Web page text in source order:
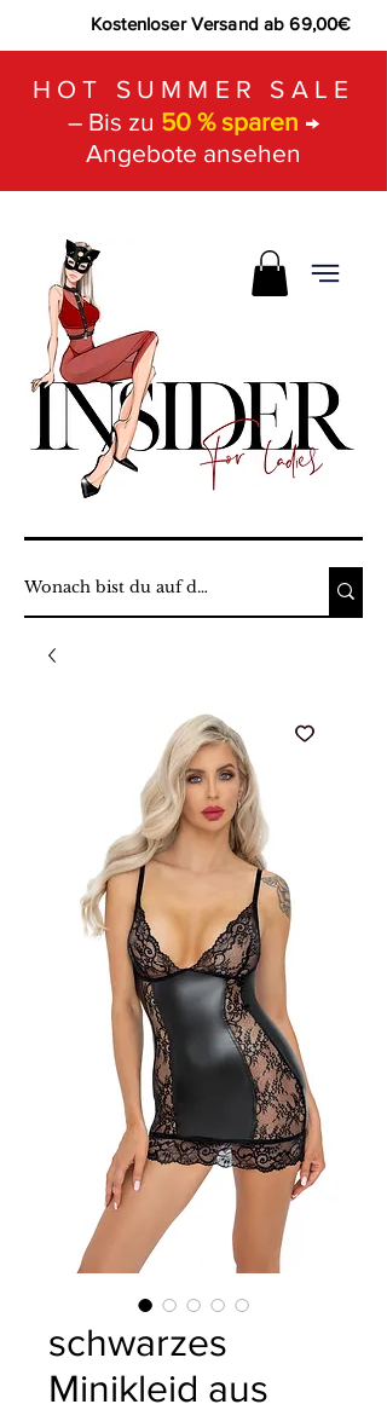
Kostenloser Versand ab 69,00€
HOT SUMMER SALE
– Bis zu 50 % sparen →
Angebote ansehen
schwarzes
Minikleid aus